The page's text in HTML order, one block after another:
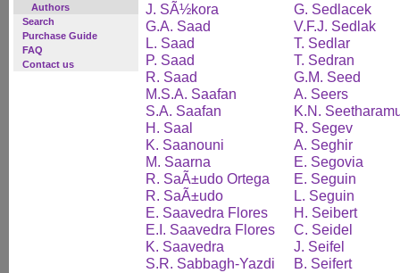
Authors
Search
Purchase Guide
FAQ
Contact us
J. SÃ½kora
G.A. Saad
L. Saad
P. Saad
R. Saad
M.S.A. Saafan
S.A. Saafan
H. Saal
K. Saanouni
M. Saarna
R. SaÃ±udo Ortega
R. SaÃ±udo
E. Saavedra Flores
E.I. Saavedra Flores
K. Saavedra
S.R. Sabbagh-Yazdi
G. Sedlacek
V.F.J. Sedlak
T. Sedlar
T. Sedran
G.M. Seed
A. Seers
K.N.
R. Segev
A. Seghir
E. Segovia
E. Seguin
L. Seguin
H. Seibert
C. Seidel
J. Seifel
B. Seifert